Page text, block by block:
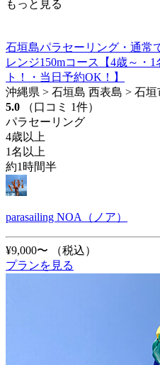
もっと見る
石垣島パラセーリング・通常
レンジ150mコース【4歳～・
ト！・当日予約OK！】
沖縄県 > 石垣島 西表島 > 石垣
5.0
（口コミ 1件）
パラセーリング
4歳以上
1名以上
約1時間半
parasailing NOA（ノア）
¥9,000〜
（税込）
プランを見る